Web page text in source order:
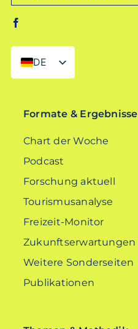
DE
EN
Formate & Ergebnisse
Chart der Woche
Podcast
Forschung aktuell
Tourismusanalyse
Freizeit-Monitor
Zukunftserwartungen
Weitere Sonderseiten
Publikationen